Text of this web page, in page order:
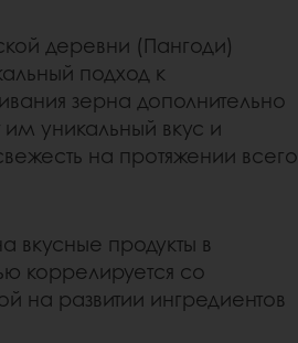
деревни (Пангоди)
подход к
зерна дополнительно
уникальный вкус и
на протяжении всего
вкусные продукты в
коррелируется со
на развитии ингредиентов